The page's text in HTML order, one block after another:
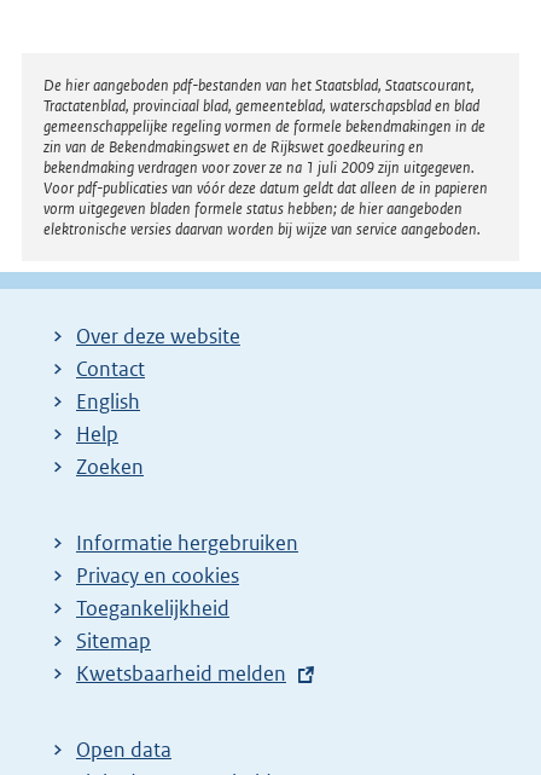
Disclaimer
De hier aangeboden pdf-bestanden van het Staatsblad, Staatscourant,
Tractatenblad, provinciaal blad, gemeenteblad, waterschapsblad en blad
gemeenschappelijke regeling vormen de formele bekendmakingen in de
zin van de Bekendmakingswet en de Rijkswet goedkeuring en
bekendmaking verdragen voor zover ze na 1 juli 2009 zijn uitgegeven.
Voor pdf-publicaties van vóór deze datum geldt dat alleen de in papieren
vorm uitgegeven bladen formele status hebben; de hier aangeboden
elektronische versies daarvan worden bij wijze van service aangeboden.
Over deze website
Contact
English
Help
Zoeken
Informatie hergebruiken
Privacy en cookies
Toegankelijkheid
Sitemap
E
t
Kwetsbaarheid melden
Open data